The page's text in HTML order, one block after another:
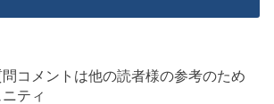
コメントは他の読者様の参考のため
ティ